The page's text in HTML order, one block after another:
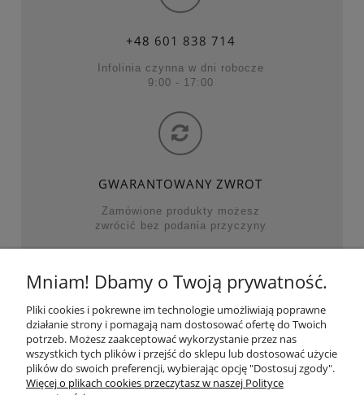
+48 601 838 714
Infolinia czynna w dni robocze
9:00 - 17:00
GWARANTOWANY ZWROT
Zamówione produkty możesz
zwrócić bez podania przyczyny
NAJWAŻNIEJSZE KATEGORIE
POMOC
MOJE KONTO
Mniam! Dbamy o Twoją prywatność.
Pliki cookies i pokrewne im technologie umożliwiają poprawne
działanie strony i pomagają nam dostosować ofertę do Twoich
potrzeb. Możesz zaakceptować wykorzystanie przez nas
wszystkich tych plików i przejść do sklepu lub dostosować użycie
plików do swoich preferencji, wybierając opcję "Dostosuj zgody".
Więcej o plikach cookies przeczytasz w naszej Polityce